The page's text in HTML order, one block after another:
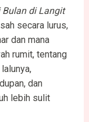
di Langit
secara lurus,
dan mana
rumit, tentang
dan
lebih sulit